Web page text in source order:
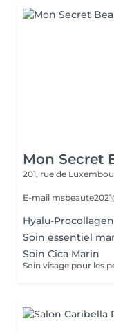
Mon Secret
201, rue de
E-mail
Hyalu-
Soin essentiel
Soin Cica Marin
Soin visage pour les